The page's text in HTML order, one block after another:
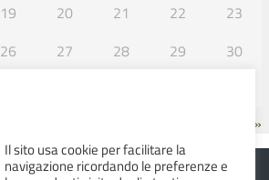
19 20 21 22
23
26 27 28 29
30
SET »
Il sito usa cookie per facilitare la
navigazione ricordando le preferenze e